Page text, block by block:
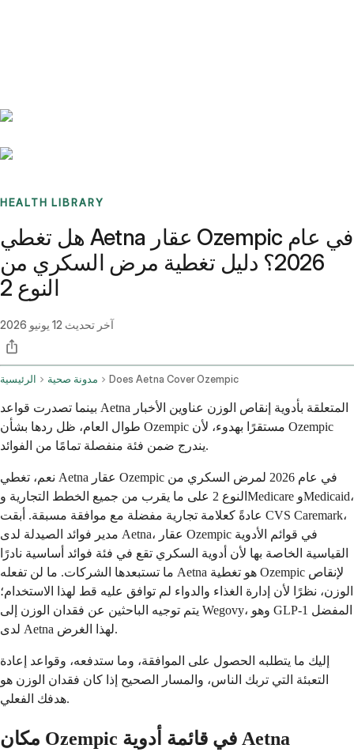
HEALTH LIBRARY
هل تغطي Aetna عقار Ozempic في عام
2026؟ دليل تغطية مرض السكري من
النوع 2
آخر تحديث 12 يونيو 2026
الرئيسية مدونة صحية Does Aetna Cover Ozempic
بينما تصدرت قواعد Aetna المتعلقة بأدوية إنقاص الوزن عناوين الأخبار
طوال العام، ظل ردها بشأن Ozempic مستقرًا بهدوء، لأن Ozempic
يندرج ضمن فئة منفصلة تمامًا من الفوائد.
نعم، تغطي Aetna عقار Ozempic في عام 2026 لمرض السكري من
النوع 2 على ما يقرب من جميع الخطط التجارية وMedicare وMedicaid،
عادةً كعلامة تجارية مفضلة مع موافقة مسبقة. أبقت CVS Caremark،
مدير فوائد الصيدلة لدى Aetna، عقار Ozempic في قوائم الأدوية
القياسية الخاصة بها لأن أدوية السكري تقع في فئة فوائد أساسية نادرًا
ما تستبعدها الشركات. ما لن تفعله Aetna هو تغطية Ozempic لإنقاص
الوزن، نظرًا لأن إدارة الغذاء والدواء لم توافق عليه قط لهذا الاستخدام؛
يتم توجيه الباحثين عن فقدان الوزن إلى Wegovy، وهو GLP-1 المفضل
لدى Aetna لهذا الغرض.
إليك ما يتطلبه الحصول على الموافقة، وما ستدفعه، وقواعد إعادة
التعبئة التي تربك الناس، والمسار الصحيح إذا كان فقدان الوزن هو
هدفك الفعلي.
مكان Ozempic في قائمة أدوية Aetna